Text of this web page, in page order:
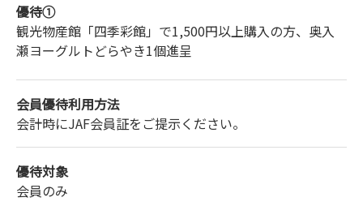
優待①
観光物産館「四季彩館」で1,500円以上購入の方、奥入
瀬ヨーグルトどらやき1個進呈
会員優待利用方法
会計時にJAF会員証をご提示ください。
優待対象
会員のみ